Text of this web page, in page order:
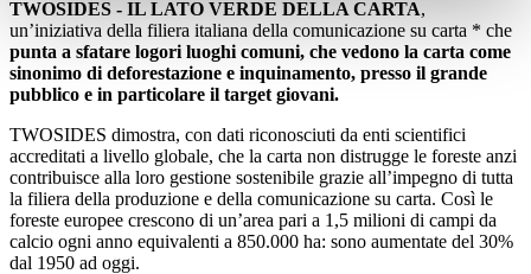
TWOSIDES - IL LATO VERDE DELLA CARTA,
un’iniziativa della filiera italiana della comunicazione su carta * che
punta a sfatare logori luoghi comuni, che vedono la carta come
sinonimo di deforestazione e inquinamento, presso il grande
pubblico e in particolare il target giovani.
TWOSIDES dimostra, con dati riconosciuti da enti scientifici
accreditati a livello globale, che la carta non distrugge le foreste anzi
contribuisce alla loro gestione sostenibile grazie all’impegno di tutta
la filiera della produzione e della comunicazione su carta. Così le
foreste europee crescono di un’area pari a 1,5 milioni di campi da
calcio ogni anno equivalenti a 850.000 ha: sono aumentate del 30%
dal 1950 ad oggi.